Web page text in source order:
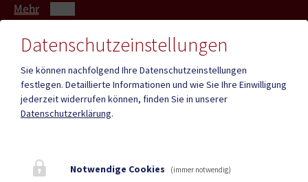
Mehr
ID - Austria
CITIES App
Hochzeit
Sport & Freizeit
Stadtzeitung
Datenschutzeinstellungen
Sie können nachfolgend Ihre Datenschutzeinstellungen
festlegen. Detaillierte Informationen und wie Sie Ihre Einwilligung
jederzeit widerrufen können, finden Sie in unserer
Datenschutzerklärung.
Notwendige Cookies (immer notwendig)